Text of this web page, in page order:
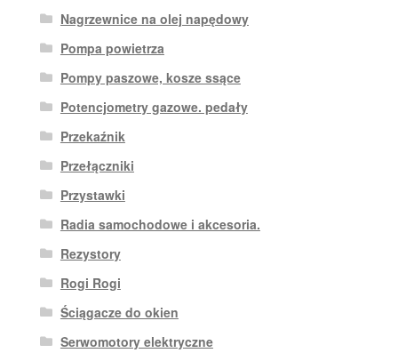
Nagrzewnice na olej napędowy
Pompa powietrza
Pompy paszowe, kosze ssące
Potencjometry gazowe. pedały
Przekaźnik
Przełączniki
Przystawki
Radia samochodowe i akcesoria.
Rezystory
Rogi Rogi
Ściągacze do okien
Serwomotory elektryczne